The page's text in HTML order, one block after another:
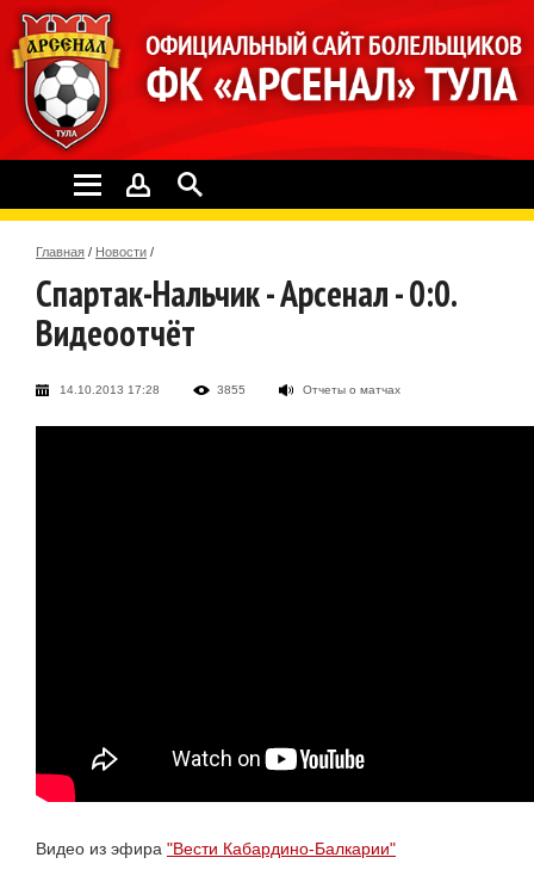
Главная / Новости /
Спартак-Нальчик - Арсенал - 0:0.
Видеоотчёт
14.10.2013 17:28 3855 Отчеты о матчах
Видео из эфира "Вести Кабардино-Балкарии"